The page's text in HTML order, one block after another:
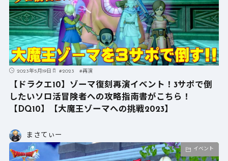
2023年5月19日 #2023 #再演
【ドラクエ10】ゾーマ復刻再演イベント！3サポで倒
したいソロ活冒険者への攻略指南書がこちら！
【DQ10】【大魔王ゾーマへの挑戦2023】
まさてぃー
イベント